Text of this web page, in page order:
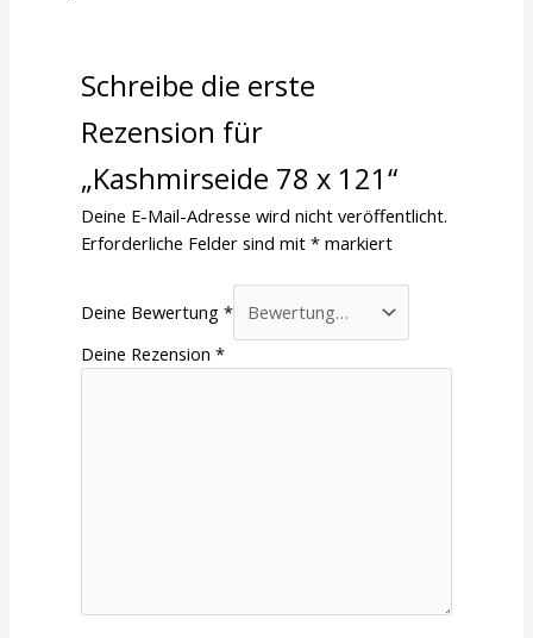
Schreibe die erste
Rezension für
„Kashmirseide 78 x 121“
Deine E-Mail-Adresse wird nicht veröffentlicht.
Erforderliche Felder sind mit* markiert
Deine Bewertung*
Deine Rezension*